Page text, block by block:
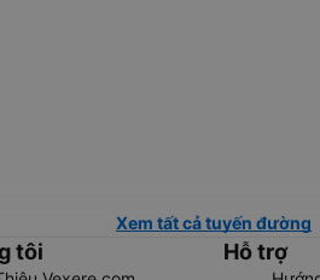
Xem tất cả tuyến đường
tôi Hỗ trợ